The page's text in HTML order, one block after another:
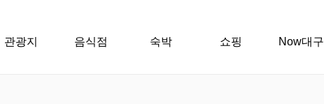
관광지 음식점 숙박 쇼핑 Now대구